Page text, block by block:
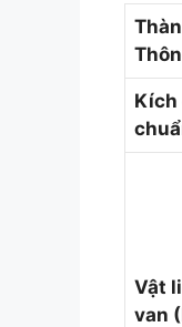
Kích
Vật
van